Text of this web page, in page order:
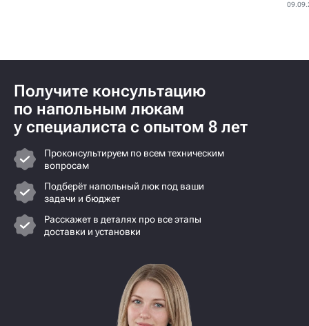
Получите консультацию
по напольным люкам
у специалиста с опытом 8 лет
Проконсультируем по всем техническим
вопросам
Подберёт напольный люк под ваши
задачи и бюджет
Расскажет в деталях про все этапы
доставки и установки